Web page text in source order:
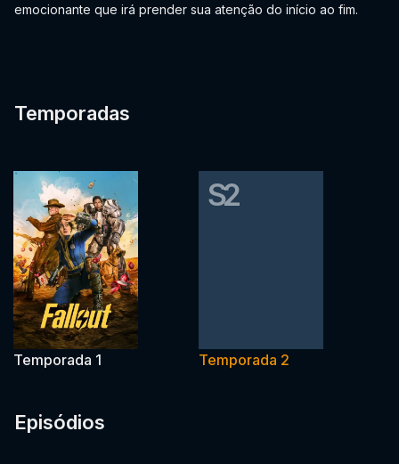
emocionante que irá prender sua atenção do início ao fim.
Temporadas
Temporada 1
S2
Temporada 2
Episódios